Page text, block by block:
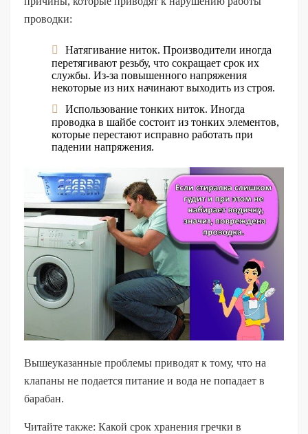
проводки:
Натягивание ниток. Производители иногда
перетягивают резьбу, что сокращает срок их
службы. Из-за повышенного напряжения
некоторые из них начинают выходить из строя.
Использование тонких ниток. Иногда
проводка в шайбе состоит из тонких элементов,
которые перестают исправно работать при
падении напряжения.
Вышеуказанные проблемы приводят к тому, что на
клапаны не подается питание и вода не попадает в
барабан.
Читайте также: Какой срок хранения гречки в